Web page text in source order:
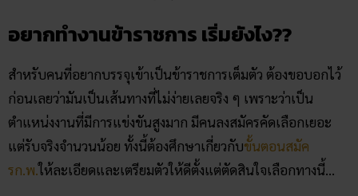
อยากทำงานข้าราชการ เริ่มยังไง??
สำหรับคนที่อยากบรรจุเข้าเป็นข้าราชการเต็มตัว ต้องขอบอกไว้
ก่อนเลยว่ามันเป็นเส้นทางที่ไม่ง่ายเลยจริง ๆ เพราะว่าเป็น
ตำแหน่งงานที่มีการแข่งขันสูงมาก มีคนลงสมัครคัดเลือกเยอะ
แต่รับจริงจำนวนน้อย ทั้งนี้ต้องศึกษาเกี่ยวกับขั้นตอนสมัค
รก.พ.ให้ละเอียดและเตรียมตัวให้ดีตั้งแต่ตัดสินใจเลือกทางนี้…